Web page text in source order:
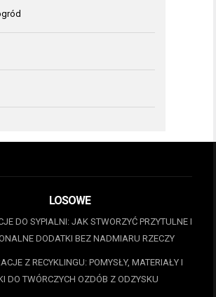
LOSOWE
DO SYPIALNI: JAK STWORZYĆ PRZYTULNE I
DODATKI BEZ NADMIARU RZECZY
Z RECYKLINGU: POMYSŁY, MATERIAŁY I
DO TWÓRCZYCH OZDÓB Z ODZYSKU